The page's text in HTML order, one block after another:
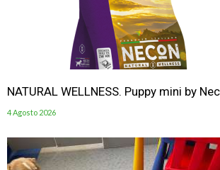
NATURAL WELLNESS. Puppy mini by
4 Agosto 2026